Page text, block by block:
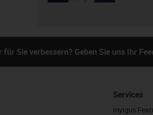
Sie verbessern? Geben Sie uns Ihr
Services
myigus